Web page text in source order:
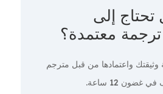
إلى
معتمدة؟
واعتمادها من قبل مترجم
في غضون 12 ساعة.